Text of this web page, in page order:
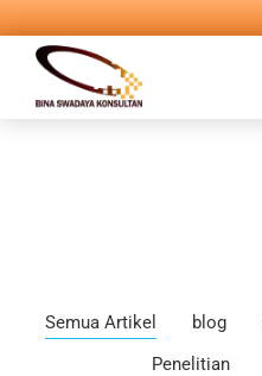
Semua Artikel blog
Penelitian